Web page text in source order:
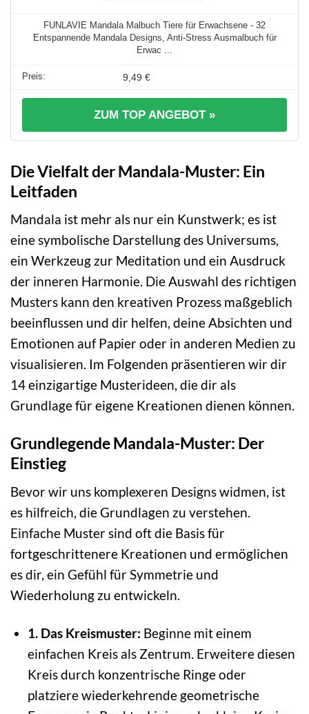
FUNLAVIE Mandala Malbuch Tiere für Erwachsene - 32
Entspannende Mandala Designs, Anti-Stress Ausmalbuch für
Erwac ...
9,49 €
ZUM TOP ANGEBOT »
Die Vielfalt der Mandala-Muster: Ein
Leitfaden
Mandala ist mehr als nur ein Kunstwerk; es ist
eine symbolische Darstellung des Universums,
ein Werkzeug zur Meditation und ein Ausdruck
der inneren Harmonie. Die Auswahl des richtigen
Musters kann den kreativen Prozess maßgeblich
beeinflussen und dir helfen, deine Absichten und
Emotionen auf Papier oder in anderen Medien zu
visualisieren. Im Folgenden präsentieren wir dir
14 einzigartige Musterideen, die dir als
Grundlage für eigene Kreationen dienen können.
Grundlegende Mandala-Muster: Der
Einstieg
Bevor wir uns komplexeren Designs widmen, ist
es hilfreich, die Grundlagen zu verstehen.
Einfache Muster sind oft die Basis für
fortgeschrittenere Kreationen und ermöglichen
es dir, ein Gefühl für Symmetrie und
Wiederholung zu entwickeln.
1. Das Kreismuster: Beginne mit einem
einfachen Kreis als Zentrum. Erweitere diesen
Kreis durch konzentrische Ringe oder
platziere wiederkehrende geometrische